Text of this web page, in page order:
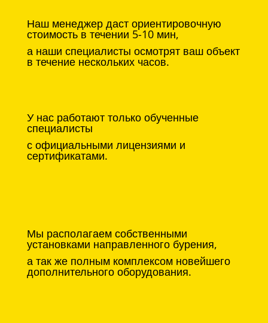
Наш менеджер даст ориентировочную
стоимость в течении 5-10 мин,
а наши специалисты осмотрят ваш объект
в течение нескольких часов.
У нас работают только обученные
специалисты
с официальными лицензиями и
сертификатами.
Мы располагаем собственными
установками направленного бурения,
а так же полным комплексом новейшего
дополнительного оборудования.